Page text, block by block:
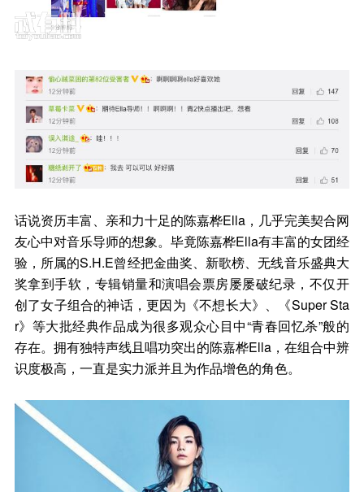
话说资历丰富、亲和力十足的陈嘉桦Ella，几乎完美契合网
友心中对音乐导师的想象。毕竟陈嘉桦Ella有丰富的女团经
验，所属的S.H.E曾经把金曲奖、新歌榜、无线音乐盛典大
奖拿到手软，专辑销量和演唱会票房屡屡破纪录，不仅开
创了女子组合的神话，更因为《不想长大》、《Super Sta
r》等大批经典作品成为很多观众心目中“青春回忆杀”般的
存在。拥有独特声线且唱功突出的陈嘉桦Ella，在组合中辨
识度极高，一直是实力派并且为作品增色的角色。